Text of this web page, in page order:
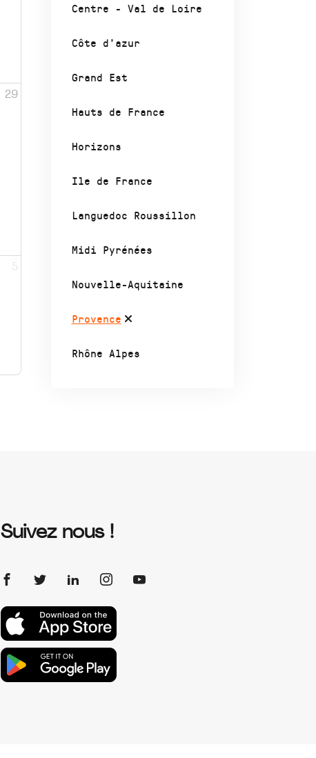
Centre - Val de Loire
Côte d’azur
Grand Est
Hauts de France
Horizons
Ile de France
Languedoc Roussillon
Midi Pyrénées
Nouvelle-Aquitaine
Provence
Rhône Alpes
29
5
Suivez nous !